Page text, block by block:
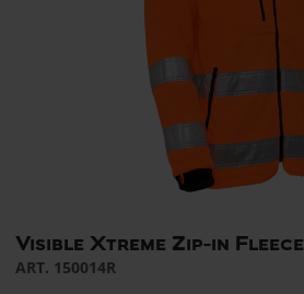
Visible Xtreme Zip-in Fleece
ART. 150014R